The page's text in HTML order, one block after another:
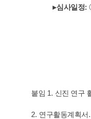
▸심사일정:
붙임 1. 신진 연구
2. 연구활동계획서 .